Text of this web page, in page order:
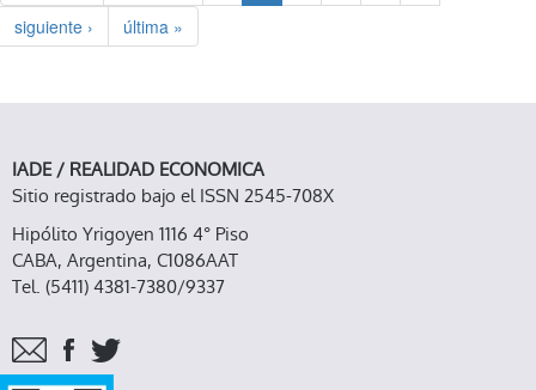
siguiente ›
última »
IADE / REALIDAD ECONOMICA
Sitio registrado bajo el ISSN 2545-708X
Hipólito Yrigoyen 1116 4° Piso
CABA, Argentina, C1086AAT
Tel. (5411) 4381-7380/9337